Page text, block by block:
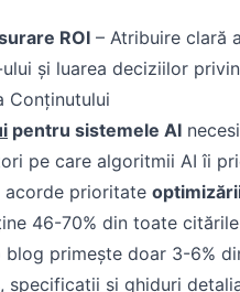
ROI – Atribuire clară
și luarea deciziilor
Conținutului
pentru sistemele AI
pe care algoritmii AI îi
acorde prioritate
46-70% din toate
primește doar 3-6%
specificații și ghiduri